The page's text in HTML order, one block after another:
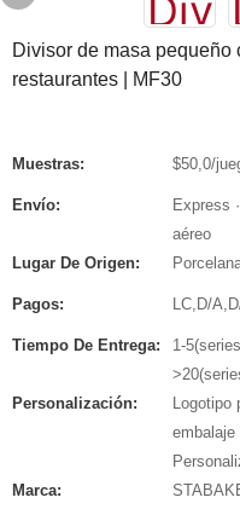
Divisor de masa
restaurantes | MF30
Muestras: $50,0/
Envío:
Express
aéreo
Lugar De Origen:
Pagos: LC,D/
Tiempo De Entrega:
1-
Personalización:
Logotipo
embalaje
Marca: